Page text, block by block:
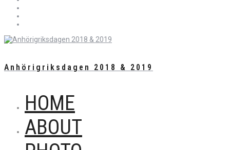
Anhörigriksdagen 2018 & 2019
HOME
ABOUT